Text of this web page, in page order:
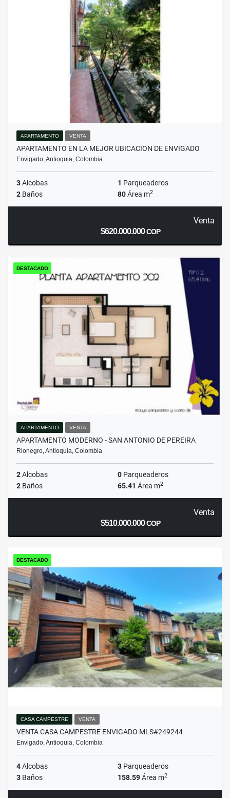
APARTAMENTO VENTA
APARTAMENTO EN LA MEJOR UBICACION DE ENVIGADO
Envigado, Antioquia, Colombia
3Alcobas 1 Parqueaderos
2 Baños 80Área m2
Venta
$620.000.000COP
DESTACADO
APARTAMENTO VENTA
APARTAMENTO MODERNO - SAN ANTONIO DE PEREIRA
Rionegro, Antioquia, Colombia
2Alcobas 0 Parqueaderos
2 Baños 65.41 Área m2
Venta
$510.000.000COP
DESTACADO
CASA CAMPESTRE VENTA
VENTA CASA CAMPESTRE ENVIGADO MLS#249244
Envigado, Antioquia, Colombia
4Alcobas 3 Parqueaderos
3 Baños 158.59Área m2